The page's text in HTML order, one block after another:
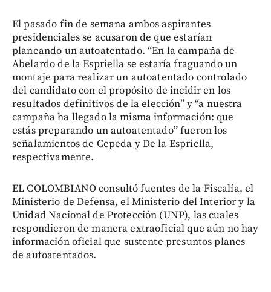
El pasado fin de semana ambos aspirantes
presidenciales se acusaron de que estarían
planeando un autoatentado. “En la campaña de
Abelardo de la Espriella se estaría fraguando un
montaje para realizar un autoatentado controlado
del candidato con el propósito de incidir en los
resultados definitivos de la elección” y “a nuestra
campaña ha llegado la misma información: que
estás preparando un autoatentado” fueron los
señalamientos de Cepeda y De la Espriella,
respectivamente.
EL COLOMBIANO consultó fuentes de la Fiscalía, el
Ministerio de Defensa, el Ministerio del Interior y la
Unidad Nacional de Protección (UNP), las cuales
respondieron de manera extraoficial que aún no hay
información oficial que sustente presuntos planes
de autoatentados.